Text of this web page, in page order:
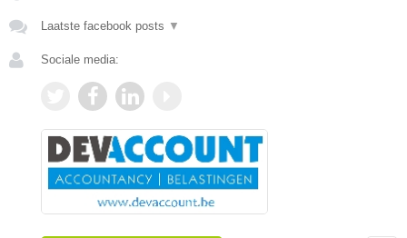
Laatste facebook posts ▼
Sociale media: